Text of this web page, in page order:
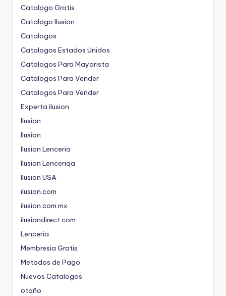
Catalogo Gratis
Catalogo Ilusion
Catalogos
Catalogos Estados Unidos
Catalogos Para Mayorista
Catalogos Para Vender
Catalogos Para Vender
Experta ilusion
Ilusion
Ilusion
Ilusion Lenceria
Ilusion Lenceriqa
Ilusion USA
ilusion.com
ilusion.com.mx
ilusiondirect.com
Lenceria
Membresia Gratis
Metodos de Pago
Nuevos Catalogos
otoño